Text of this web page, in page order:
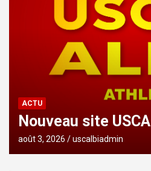
ACTU
Nouveau site USCA
août 3, 2026 uscalbiadmin